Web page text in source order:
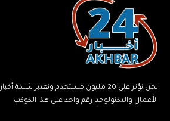
نحن نؤثر على 20 مليون مستخدم ونعتبر شبكة أخبار
الأعمال والتكنولوجيا رقم واحد على هذا الكوكب.